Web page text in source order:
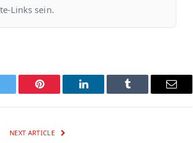
Links sein.
Pinterest LinkedIn Tumblr Email
NEXT ARTICLE